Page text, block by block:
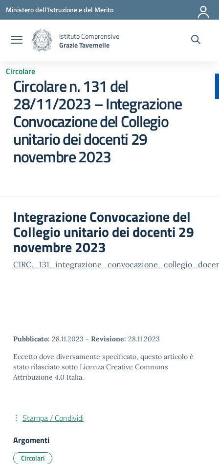
Vai ai contenuti
Vai al menu di navigazione
Vai al footer
Ministero dell'Istruzione e del Merito
Istituto Comprensivo
Grazie Tavernelle
Circolare
Circolare n. 131 del
28/11/2023 – Integrazione
Convocazione del Collegio
unitario dei docenti 29
novembre 2023
Integrazione Convocazione del
Collegio unitario dei docenti 29
novembre 2023
Pubblicato: 28.11.2023 - Revisione: 28.11.2023
Eccetto dove diversamente specificato, questo articolo è
stato rilasciato sotto Licenza Creative Commons
Attribuzione 4.0 Italia.
Stampa / Condividi
Argomenti
Circolari